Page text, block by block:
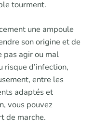
tourment.
une ampoule
son origine et de
pas agir ou mal
risque d’infection,
entre les
adaptés et
vous pouvez
de marche.